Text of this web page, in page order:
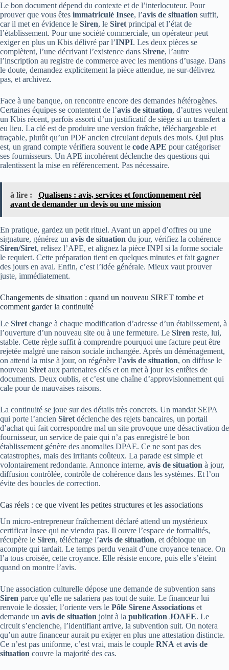
Le bon document dépend du contexte et de l’interlocuteur. Pour
prouver que vous êtes immatriculé Insee, l’avis de situation suffit,
car il met en évidence le Siren, le Siret principal et l’état de
l’établissement. Pour une société commerciale, un opérateur peut
exiger en plus un Kbis délivré par l’INPI. Les deux pièces se
complètent, l’une décrivant l’existence dans Sirene, l’autre
l’inscription au registre de commerce avec les mentions d’usage. Dans
le doute, demandez explicitement la pièce attendue, ne sur-délivrez
pas, et archivez.
Face à une banque, on rencontre encore des demandes hétérogènes.
Certaines équipes se contentent de l’avis de situation, d’autres veulent
un Kbis récent, parfois assorti d’un justificatif de siège si un transfert a
eu lieu. La clé est de produire une version fraîche, téléchargeable et
traçable, plutôt qu’un PDF ancien circulant depuis des mois. Qui plus
est, un grand compte vérifiera souvent le code APE pour catégoriser
ses fournisseurs. Un APE incohérent déclenche des questions qui
ralentissent la mise en référencement. Pas nécessaire.
à lire :
Qualisens : avis, services et fonctionnement réel
avant de demander un devis ou une mission
En pratique, gardez un petit rituel. Avant un appel d’offres ou une
signature, générez un avis de situation du jour, vérifiez la cohérence
Siren/Siret, relisez l’APE, et alignez la pièce INPI si la forme sociale
le requiert. Cette préparation tient en quelques minutes et fait gagner
des jours en aval. Enfin, c’est l’idée générale. Mieux vaut prouver
juste, immédiatement.
Changements de situation : quand un nouveau SIRET tombe et
comment garder la continuité
Le Siret change à chaque modification d’adresse d’un établissement, à
l’ouverture d’un nouveau site ou à une fermeture. Le Siren reste, lui,
stable. Cette règle suffit à comprendre pourquoi une facture peut être
rejetée malgré une raison sociale inchangée. Après un déménagement,
on attend la mise à jour, on régénère l’avis de situation, on diffuse le
nouveau Siret aux partenaires clés et on met à jour les entêtes de
documents. Deux oublis, et c’est une chaîne d’approvisionnement qui
cale pour de mauvaises raisons.
La continuité se joue sur des détails très concrets. Un mandat SEPA
qui porte l’ancien Siret déclenche des rejets bancaires, un portail
d’achat qui fait correspondre mal un site provoque une désactivation de
fournisseur, un service de paie qui n’a pas enregistré le bon
établissement génère des anomalies DPAE. Ce ne sont pas des
catastrophes, mais des irritants coûteux. La parade est simple et
volontairement redondante. Annonce interne, avis de situation à jour,
diffusion contrôlée, contrôle de cohérence dans les systèmes. Et l’on
évite des boucles de correction.
Cas réels : ce que vivent les petites structures et les associations
Un micro-entrepreneur fraîchement déclaré attend un mystérieux
certificat Insee qui ne viendra pas. Il ouvre l’espace de formalités,
récupère le Siren, télécharge l’avis de situation, et débloque un
acompte qui tardait. Le temps perdu venait d’une croyance tenace. On
l’a tous croisée, cette croyance. Elle résiste encore, puis elle s’éteint
quand on montre l’avis.
Une association culturelle dépose une demande de subvention sans
Siren parce qu’elle ne salariera pas tout de suite. Le financeur lui
renvoie le dossier, l’oriente vers le Pôle Sirene Associations et
demande un avis de situation joint à la publication JOAFE. Le
circuit s’enclenche, l’identifiant arrive, la subvention suit. On notera
qu’un autre financeur aurait pu exiger en plus une attestation distincte.
Ce n’est pas uniforme, c’est vrai, mais le couple RNA etavis de
situation couvre la majorité des cas.